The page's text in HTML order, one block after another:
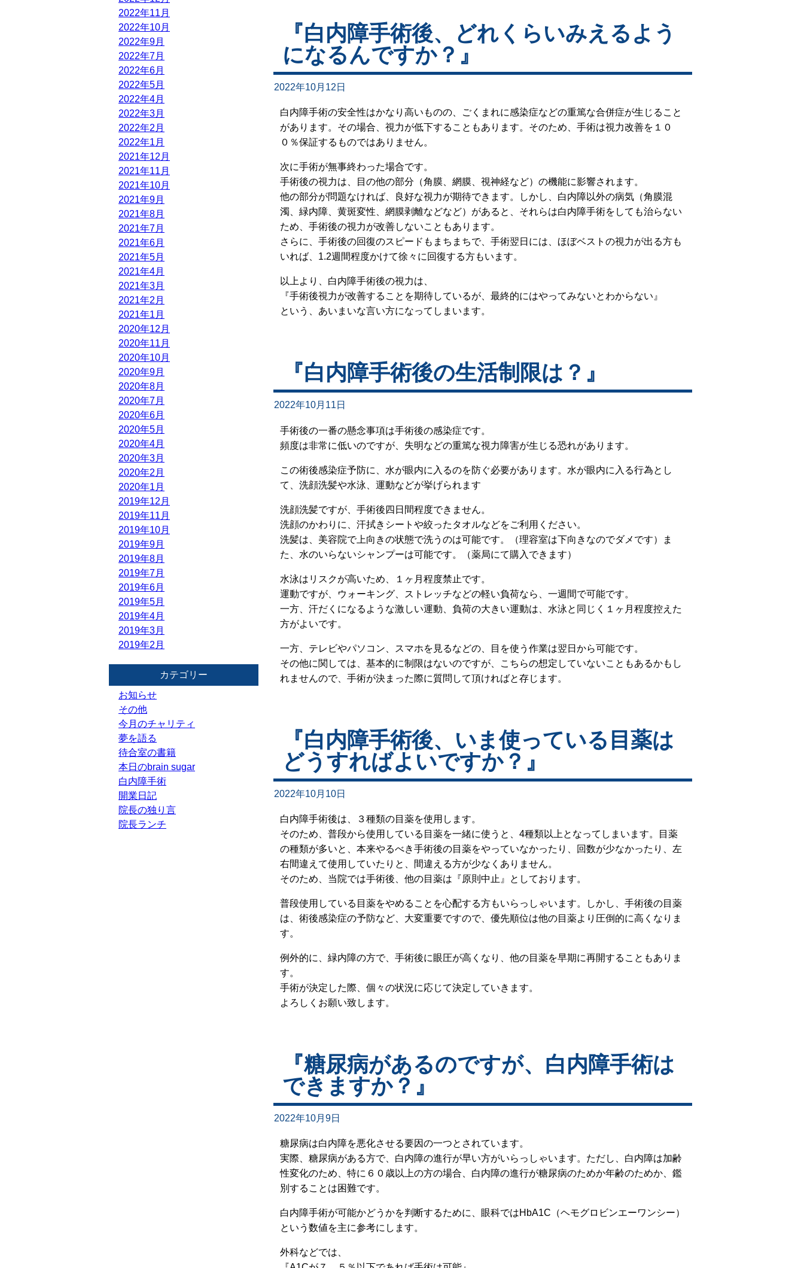
『白内障手術後、どれくらいみえるよう
になるんですか？』
2022年10月12日
白内障手術の安全性はかなり高いものの、ごくまれに感染症などの重篤な合併症が生じること
があります。その場合、視力が低下することもあります。そのため、手術は視力改善を１０
０％保証するものではありません。
次に手術が無事終わった場合です。
手術後の視力は、目の他の部分（角膜、網膜、視神経など）の機能に影響されます。
他の部分が問題なければ、良好な視力が期待できます。しかし、白内障以外の病気（角膜混
濁、緑内障、黄斑変性、網膜剥離などなど）があると、それらは白内障手術をしても治らない
ため、手術後の視力が改善しないこともあります。
さらに、手術後の回復のスピードもまちまちで、手術翌日には、ほぼベストの視力が出る方も
いれば、1.2週間程度かけて徐々に回復する方もいます。
以上より、白内障手術後の視力は、
『手術後視力が改善することを期待しているが、最終的にはやってみないとわからない』
という、あいまいな言い方になってしまいます。
『白内障手術後の生活制限は？』
2022年10月11日
手術後の一番の懸念事項は手術後の感染症です。
頻度は非常に低いのですが、失明などの重篤な視力障害が生じる恐れがあります。
この術後感染症予防に、水が眼内に入るのを防ぐ必要があります。水が眼内に入る行為とし
て、洗顔洗髪や水泳、運動などが挙げられます
洗顔洗髪ですが、手術後四日間程度できません。
洗顔のかわりに、汗拭きシートや絞ったタオルなどをご利用ください。
洗髪は、美容院で上向きの状態で洗うのは可能です。（理容室は下向きなのでダメです）ま
た、水のいらないシャンプーは可能です。（薬局にて購入できます）
水泳はリスクが高いため、１ヶ月程度禁止です。
運動ですが、ウォーキング、ストレッチなどの軽い負荷なら、一週間で可能です。
一方、汗だくになるような激しい運動、負荷の大きい運動は、水泳と同じく１ヶ月程度控えた
方がよいです。
一方、テレビやパソコン、スマホを見るなどの、目を使う作業は翌日から可能です。
その他に関しては、基本的に制限はないのですが、こちらの想定していないこともあるかもし
れませんので、手術が決まった際に質問して頂ければと存じます。
『白内障手術後、いま使っている目薬は
どうすればよいですか？』
2022年10月10日
白内障手術後は、３種類の目薬を使用します。
そのため、普段から使用している目薬を一緒に使うと、4種類以上となってしまいます。目薬
の種類が多いと、本来やるべき手術後の目薬をやっていなかったり、回数が少なかったり、左
右間違えて使用していたりと、間違える方が少なくありません。
そのため、当院では手術後、他の目薬は『原則中止』としております。
普段使用している目薬をやめることを心配する方もいらっしゃいます。しかし、手術後の目薬
は、術後感染症の予防など、大変重要ですので、優先順位は他の目薬より圧倒的に高くなりま
す。
例外的に、緑内障の方で、手術後に眼圧が高くなり、他の目薬を早期に再開することもありま
す。
手術が決定した際、個々の状況に応じて決定していきます。
よろしくお願い致します。
『糖尿病があるのですが、白内障手術は
できますか？』
2022年10月9日
糖尿病は白内障を悪化させる要因の一つとされています。
実際、糖尿病がある方で、白内障の進行が早い方がいらっしゃいます。ただし、白内障は加齢
性変化のため、特に６０歳以上の方の場合、白内障の進行が糖尿病のためか年齢のためか、鑑
別することは困難です。
白内障手術が可能かどうかを判断するために、眼科ではHbA1C（ヘモグロビンエーワンシー）
という数値を主に参考にします。
外科などでは、
2022年11月
2022年10月
2022年9月
2022年7月
2022年6月
2022年5月
2022年4月
2022年3月
2022年2月
2022年1月
2021年12月
2021年11月
2021年10月
2021年9月
2021年8月
2021年7月
2021年6月
2021年5月
2021年4月
2021年3月
2021年2月
2021年1月
2020年12月
2020年11月
2020年10月
2020年9月
2020年8月
2020年7月
2020年6月
2020年5月
2020年4月
2020年3月
2020年2月
2020年1月
2019年12月
2019年11月
2019年10月
2019年9月
2019年8月
2019年7月
2019年6月
2019年5月
2019年4月
2019年3月
2019年2月
カテゴリー
お知らせ
その他
今月のチャリティ
夢を語る
待合室の書籍
本日のbrain sugar
白内障手術
開業日記
院長の独り言
院長ランチ